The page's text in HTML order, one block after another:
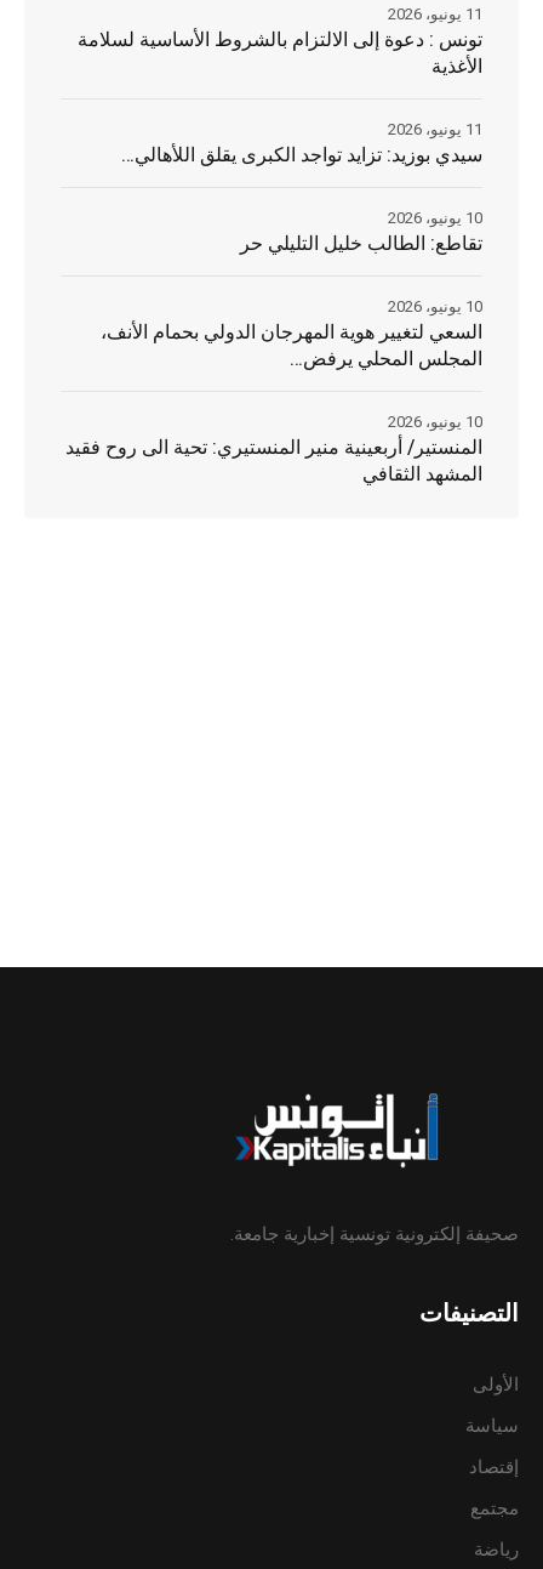
تونس : دعوة إلى الالتزام بالشروط الأساسية لسلامة
الأغذية
11 يونيو، 2026
سيدي بوزيد: تزايد تواجد الكبرى يقلق اللأهالي…
11 يونيو، 2026
تقاطع: الطالب خليل التليلي حر
10 يونيو، 2026
السعي لتغيير هوية المهرجان الدولي بحمام الأنف،
المجلس المحلي يرفض…
10 يونيو، 2026
المنستير/ أربعينية منير المنستيري: تحية الى روح فقيد
المشهد الثقافي
10 يونيو، 2026
صحيفة إلكترونية تونسية إخبارية جامعة.
التصنيفات
الأولى
سياسة
إقتصاد
مجتمع
رياضة